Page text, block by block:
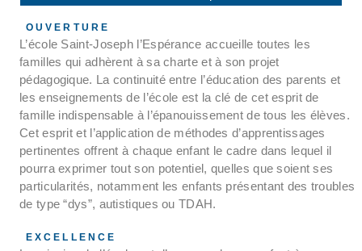
OUVERTURE
L’école Saint-Joseph l’Espérance accueille toutes les
familles qui adhèrent à sa charte et à son projet
pédagogique. La continuité entre l’éducation des parents et
les enseignements de l’école est la clé de cet esprit de
famille indispensable à l’épanouissement de tous les élèves.
Cet esprit et l’application de méthodes d’apprentissages
pertinentes offrent à chaque enfant le cadre dans lequel il
pourra exprimer tout son potentiel, quelles que soient ses
particularités, notamment les enfants présentant des troubles
de type “dys”, autistiques ou TDAH.​
EXCELLENCE